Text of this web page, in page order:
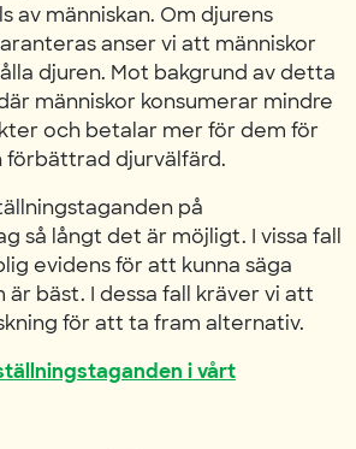
av människan. Om djurens
anser vi att människor
djuren. Mot bakgrund av detta
människor konsumerar mindre
och betalar mer för dem för
djurvälfärd.
på
så långt det är möjligt. I vissa fall
evidens för att kunna säga
är bäst. I dessa fall kräver vi att
för att ta fram alternativ.
i vårt